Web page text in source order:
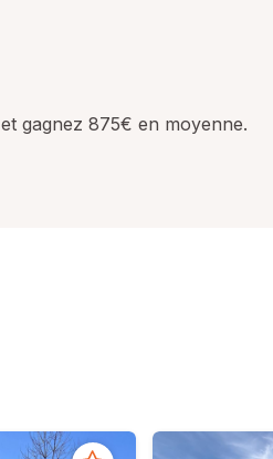
et gagnez 875€ en moyenne.